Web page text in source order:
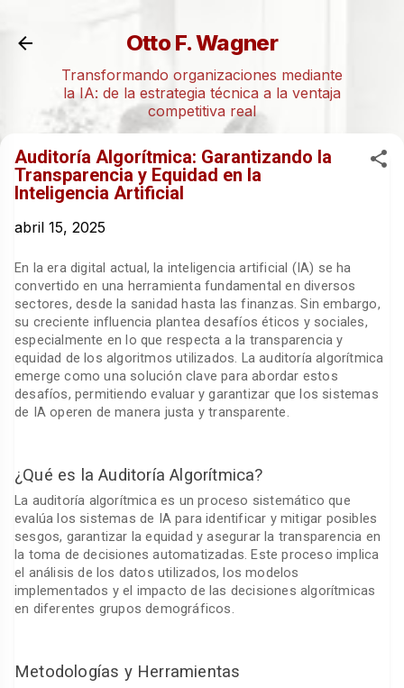
Otto F. Wagner
Transformando organizaciones mediante
la IA: de la estrategia técnica a la ventaja
competitiva real
​Auditoría Algorítmica: Garantizando la
Transparencia y Equidad en la
Inteligencia Artificial
abril 15, 2025
En la era digital actual, la inteligencia artificial (IA) se ha
convertido en una herramienta fundamental en diversos
sectores, desde la sanidad hasta las finanzas. Sin embargo,
su creciente influencia plantea desafíos éticos y sociales,
especialmente en lo que respecta a la transparencia y
equidad de los algoritmos utilizados. La auditoría algorítmica
emerge como una solución clave para abordar estos
desafíos, permitiendo evaluar y garantizar que los sistemas
de IA operen de manera justa y transparente.
¿Qué es la Auditoría Algorítmica?
La auditoría algorítmica es un proceso sistemático que
evalúa los sistemas de IA para identificar y mitigar posibles
sesgos, garantizar la equidad y asegurar la transparencia en
la toma de decisiones automatizadas. Este proceso implica
el análisis de los datos utilizados, los modelos
implementados y el impacto de las decisiones algorítmicas
en diferentes grupos demográficos.
Metodologías y Herramientas